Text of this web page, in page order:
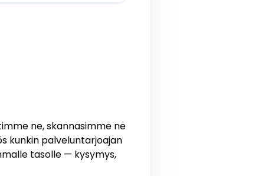
ne, skannasimme ne
kunkin palveluntarjoajan
tasolle — kysymys,